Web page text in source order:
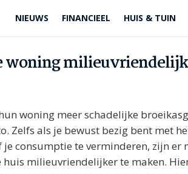
NIEUWS FINANCIEEL HUIS & TUIN
woning
woning meer schadelijke
Zelfs als je bewust bezig bent met
consumptie te verminderen, zijn er
milieuvriendelijker te maken.